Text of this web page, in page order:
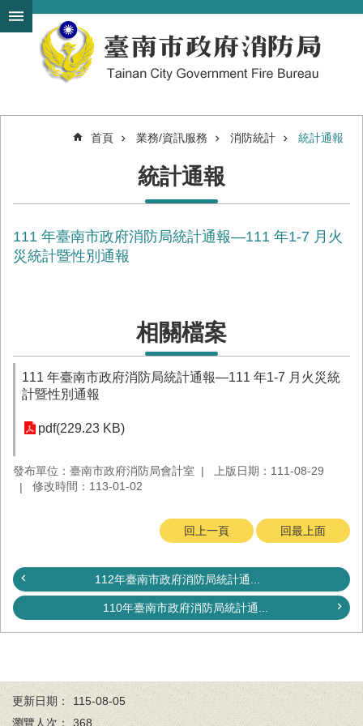
跳到主要內容區塊
搜
尋
進
介
訊
息
服
務
業
資
服
務
導
民
力
園
接
受
贈
首頁 業務/資訊服務 消防統計 統計通報
統計通報
111 年臺南市政府消防局統計通報—111 年1-7 月火
災統計暨性別通報
相關檔案
111 年臺南市政府消防局統計通報—111 年1-7 月火災統
計暨性別通報
pdf(229.23 KB)
發布單位：臺南市政府消防局會計室
上版日期：111-08-29
修改時間：113-01-02
回上一頁 回最上面
112年臺南市政府消防局統計通...
110年臺南市政府消防局統計通...
更新日期：
115-08-05
瀏覽人次：
368